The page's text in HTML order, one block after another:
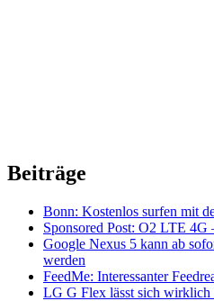
Beiträge
Bonn: Kostenlos surfen mit
Sponsored Post: O2 LTE
Google Nexus 5 kann ab
werden
FeedMe: Interessanter
LG G Flex lässt sich wirklich